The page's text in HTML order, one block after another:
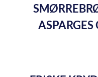
ASPARGES